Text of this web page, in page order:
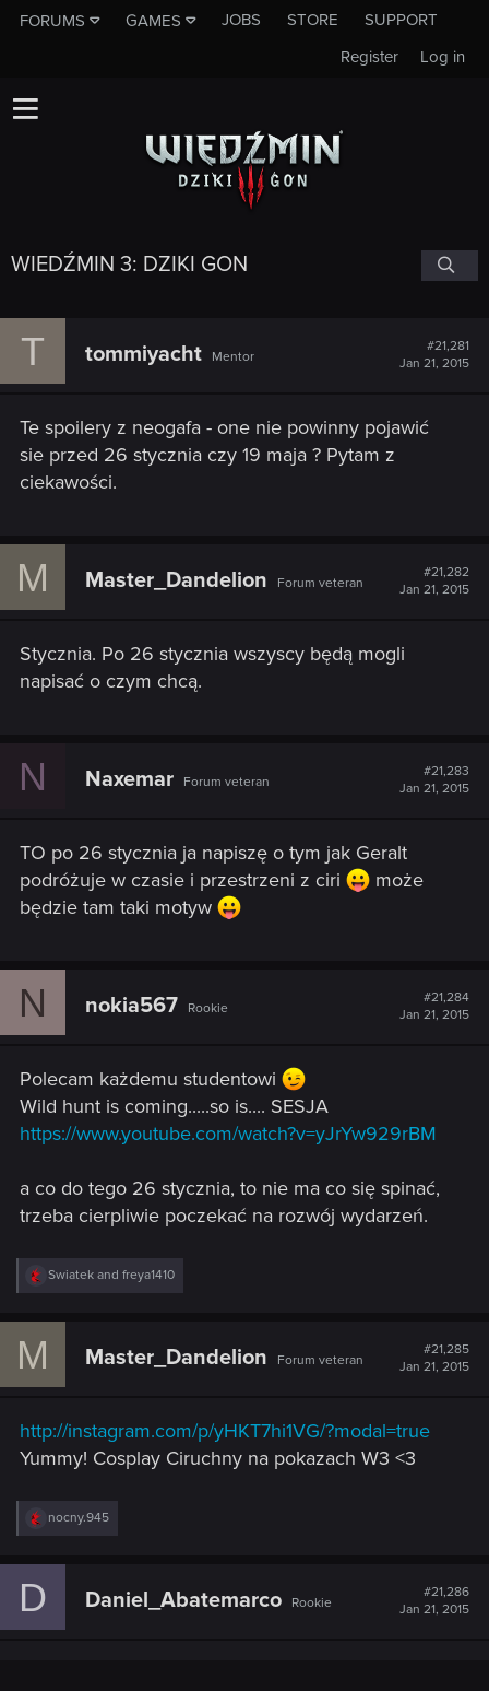
FORUMS GAMES JOBS STORE
SUPPORT
Log in
Register
WIEDŹMIN 3: DZIKI GON
T tommiyacht Mentor
#21,281
Jan 21, 2015
Te spoilery z neogafa - one nie powinny pojawić
sie przed 26 stycznia czy 19 maja ? Pytam z
ciekawości.
M Master_Dandelion Forum veteran
#21,282
Jan 21, 2015
Stycznia. Po 26 stycznia wszyscy będą mogli
napisać o czym chcą.
N Naxemar Forum veteran
#21,283
Jan 21, 2015
TO po 26 stycznia ja napiszę o tym jak Geralt
podróżuje w czasie i przestrzeni z ciri
może
będzie tam taki motyw
N nokia567 Rookie
#21,284
Jan 21, 2015
Polecam każdemu studentowi
Wild hunt is coming.....so is.... SESJA
https://www.youtube.com/watch?v=yJrYw929rBM
a co do tego 26 stycznia, to nie ma co się spinać,
trzeba cierpliwie poczekać na rozwój wydarzeń.
R
e
c
:
Swiatek and freya1410
M Master_Dandelion Forum veteran
#21,285
Jan 21, 2015
http://instagram.com/p/yHKT7hi1VG/?modal=true
Yummy! Cosplay Ciruchny na pokazach W3 <3
R
e
c
nocny.945
D Daniel_Abatemarco Rookie
#21,286
Jan 21, 2015